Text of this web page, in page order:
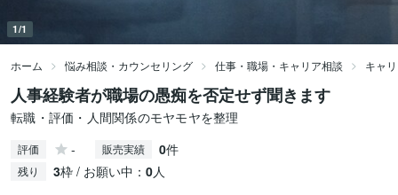
1/1
ホーム 悩み相談・カウンセリング 仕事・職場・キャリア相談 キャ
人事経験者が職場の愚痴を否定せず聞きます
転職・評価・人間関係のモヤモヤを整理
評価 - 販売実績 0件
残り 3枠 / お願い中： 0人